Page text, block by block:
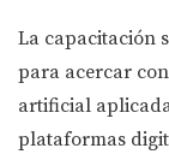
La capacitación
para acercar
artificial
plataformas